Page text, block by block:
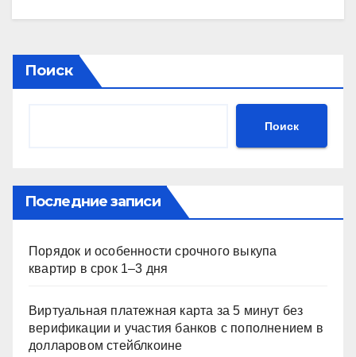
Поиск
Поиск
Последние записи
Порядок и особенности срочного выкупа
квартир в срок 1–3 дня
Виртуальная платежная карта за 5 минут без
верификации и участия банков с пополнением в
долларовом стейблкоине